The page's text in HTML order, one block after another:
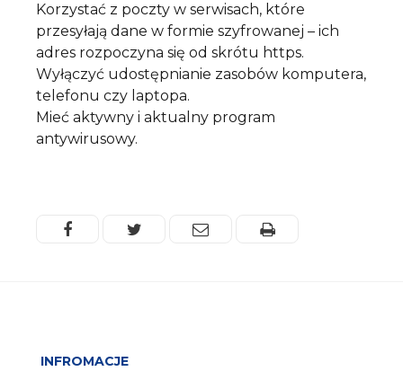
Korzystać z poczty w serwisach, które
przesyłają dane w formie szyfrowanej – ich
adres rozpoczyna się od skrótu https.
Wyłączyć udostępnianie zasobów komputera,
telefonu czy laptopa.
Mieć aktywny i aktualny program
antywirusowy.
FacebookTwitter Email Drukuj
INFROMACJE